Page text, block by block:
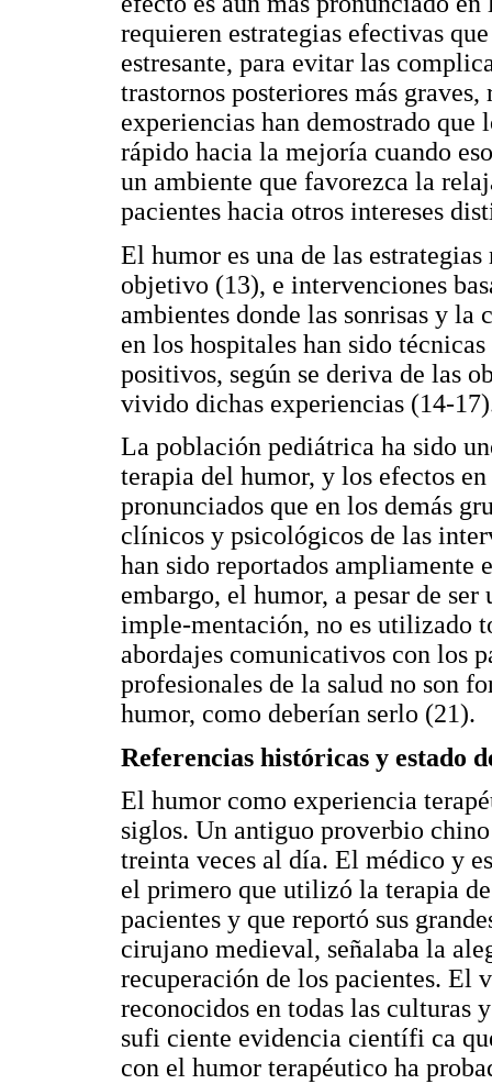
requieren estrategias efectivas
estresante, para evitar las
trastornos posteriores más
experiencias han demostrado
rápido hacia la mejoría cuando
un ambiente que favorezca la
pacientes hacia otros intereses
El humor es una de las
objetivo (13), e intervenciones
ambientes donde las sonrisas y la
en los hospitales han sido
positivos, según se deriva de las
vivido dichas experiencias (14-
La población pediátrica ha sido
terapia del humor, y los efectos
pronunciados que en los demás
clínicos y psicológicos de las
han sido reportados ampliamente
embargo, el humor, a pesar de
imple-mentación, no es utilizado
abordajes comunicativos con los
profesionales de la salud no son
humor, como deberían serlo (21).
Referencias históricas y estado
El humor como experiencia
siglos. Un antiguo proverbio
treinta veces al día. El médico y
el primero que utilizó la terapia
pacientes y que reportó sus
cirujano medieval, señalaba la
recuperación de los pacientes. El
reconocidos en todas las culturas
sufi ciente evidencia científi ca
con el humor terapéutico ha